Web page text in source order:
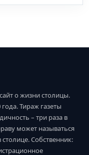
о жизни столицы.
года. Тираж газеты
– три раза в
может называться
Собственник: